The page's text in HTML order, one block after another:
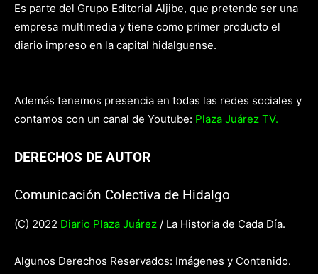
Es parte del Grupo Editorial Aljibe, que pretende ser una
empresa multimedia y tiene como primer producto el
diario impreso en la capital hidalguense.
Además tenemos presencia en todas las redes sociales y
contamos con un canal de Youtube: Plaza Juárez TV.
DERECHOS DE AUTOR
Comunicación Colectiva de Hidalgo
(C) 2022 Diario Plaza Juárez / La Historia de Cada Día.
Algunos Derechos Reservados: Imágenes y Contenido.